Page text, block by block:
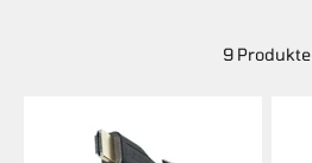
9 Produkte